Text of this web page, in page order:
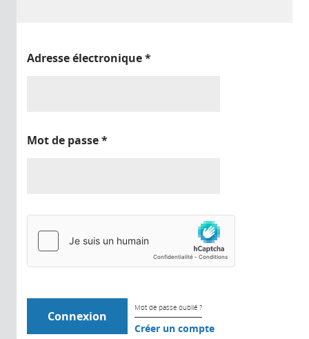
Adresse électronique*
Mot de passe*
Mot de passe oublié ?
Créer un compte